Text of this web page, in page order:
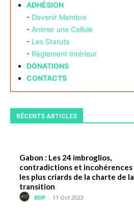
ADHÉSION
- Devenir Membre
- Animer une Cellule
- Les Statuts
- Règlement Intérieur
DONATIONS
CONTACTS
RÉCENTS ARTICLES
Gabon : Les 24 imbroglios,
contradictions et incohérences
les plus criards de la charte de la
transition
BDP - 11 Oct 2023